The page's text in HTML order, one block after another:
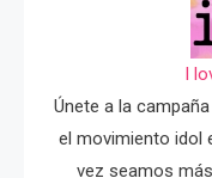
I
Únete a la
el movimiento idol
vez seamos